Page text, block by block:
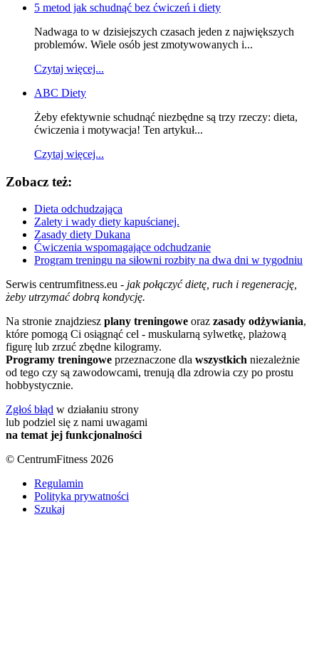
5 metod jak schudnąć bez ćwiczeń i diety
Nadwaga to w dzisiejszych czasach jeden z największych
problemów. Wiele osób jest zmotywowanych i...
Czytaj więcej...
ABC Diety
Żeby efektywnie schudnąć niezbędne są trzy rzeczy: dieta,
ćwiczenia i motywacja! Ten artykuł...
Czytaj więcej...
Zobacz też:
Dieta odchudzająca
Zalety i wady diety kapuścianej.
Zasady diety Dukana
Ćwiczenia wspomagające odchudzanie
Program treningu na siłowni rozbity na dwa dni w tygodniu
Serwis centrumfitness.eu - jak połączyć dietę, ruch i regenerację,
żeby utrzymać dobrą kondycję.
Na stronie znajdziesz plany treningowe oraz zasady odżywiania,
które pomogą Ci osiągnąć cel - muskularną sylwetkę, plażową
figurę lub zrzuć zbędne kilogramy.
Programy treningowe przeznaczone dla wszystkich niezależnie
od tego czy są zawodowcami, trenują dla zdrowia czy po prostu
hobbystycznie.
Zgłoś błąd w działaniu strony
lub podziel się z nami uwagami
na temat jej funkcjonalności
© CentrumFitness 2026
Regulamin
Polityka prywatności
Szukaj